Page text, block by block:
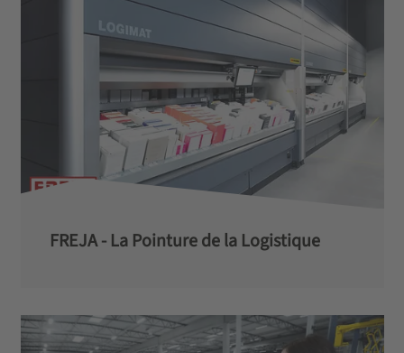
FREJA - La Pointure de la Logistique